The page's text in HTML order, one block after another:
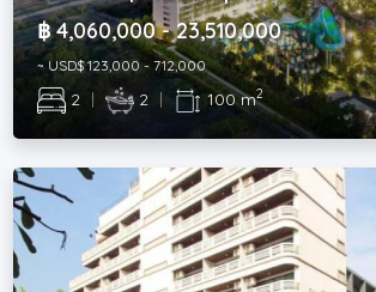
฿ 4,060,000 - 23,510,000
~ USD$ 123,000 - 712,000
2 | 2 | 100 m2